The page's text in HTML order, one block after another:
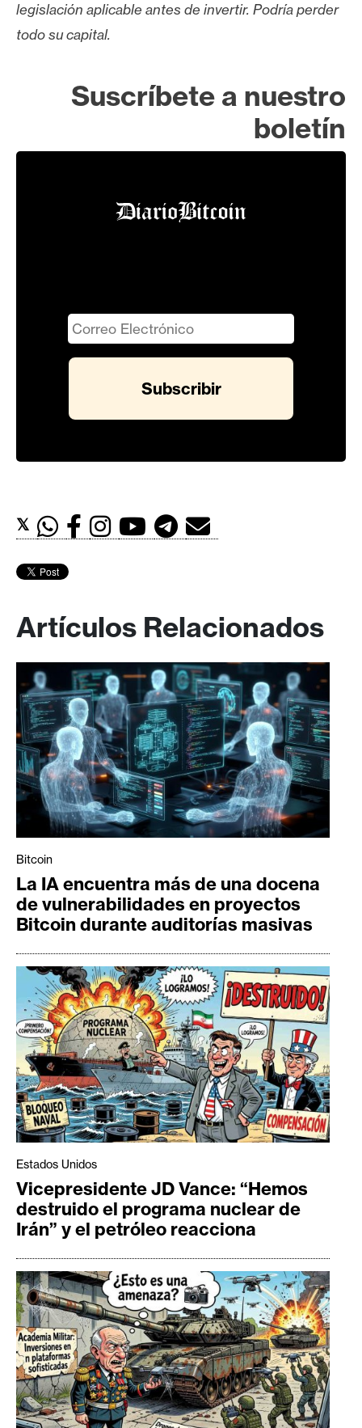
legislación aplicable antes de invertir. Podría perder
todo su capital.
Suscríbete a nuestro
boletín
𝕏
Artículos Relacionados
Bitcoin
La IA encuentra más de una docena
de vulnerabilidades en proyectos
Bitcoin durante auditorías masivas
Estados Unidos
Vicepresidente JD Vance: “Hemos
destruido el programa nuclear de
Irán” y el petróleo reacciona